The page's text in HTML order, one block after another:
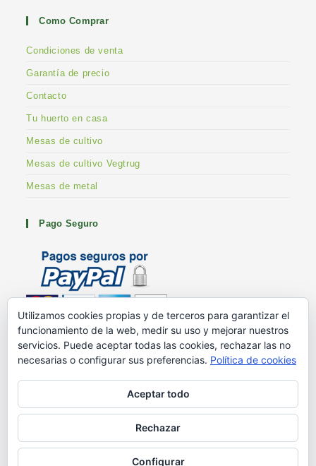
Como Comprar
Condiciones de venta
Garantía de precio
Contacto
Tu huerto en casa
Mesas de cultivo
Mesas de cultivo Vegtrug
Mesas de metal
Pago Seguro
Metodos de pago
G+ Huertoshop
Blog – Ayuda en el huerto Mesas de cultivo
¿Quiénes somos?
Utilizamos cookies propias y de terceros para garantizar el
funcionamiento de la web, medir su uso y mejorar nuestros
servicios. Puede aceptar todas las cookies, rechazar las no
necesarias o configurar sus preferencias. Política de cookies
Aceptar todo
Rechazar
Configurar